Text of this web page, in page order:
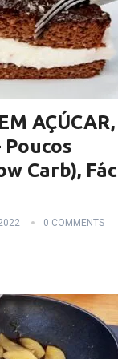
AÇÚCAR,
Poucos
Carb),
0 COMMENTS